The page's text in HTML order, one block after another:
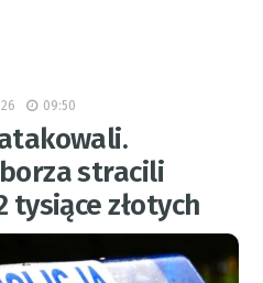
09:50
stracili
tysiące złotych